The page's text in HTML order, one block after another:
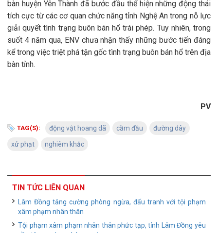
bàn huyện Yên Thành đã bước đầu thể hiện những động thái
tích cực từ các cơ quan chức năng tỉnh Nghệ An trong nỗ lực
giải quyết tình trạng buôn bán hổ trái phép. Tuy nhiên, trong
suốt 4 năm qua, ENV chưa nhận thấy những bước tiến đáng
kể trong việc triệt phá tận gốc tình trạng buôn bán hổ trên địa
bàn tỉnh.
PV
TAG(S): động vật hoang dã cầm đầu đường dây
xử phạt nghiêm khắc
TIN TỨC LIÊN QUAN
Lâm Đồng tăng cường phòng ngừa, đấu tranh với tội phạm
xâm phạm nhân thân
Tội phạm xâm phạm nhân thân phức tạp, tỉnh Lâm Đồng yêu